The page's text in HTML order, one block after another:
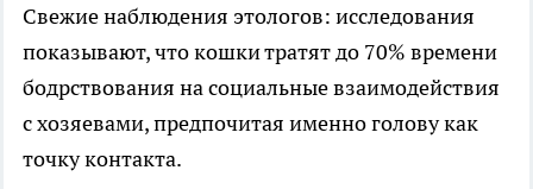
Свежие наблюдения этологов: исследования
показывают, что кошки тратят до 70% времени
бодрствования на социальные взаимодействия
с хозяевами, предпочитая именно голову как
точку контакта.